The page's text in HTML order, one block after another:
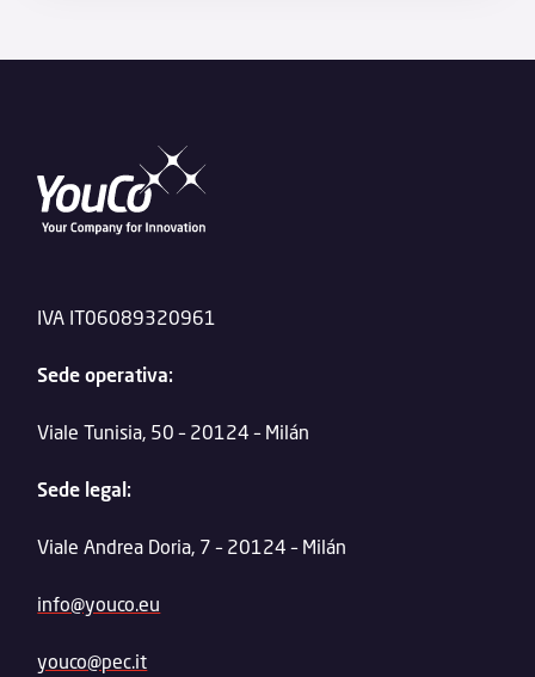
IVA IT06089320961
Sede operativa:
Viale Tunisia, 50 – 20124 – Milán
Sede legal:
Viale Andrea Doria, 7 – 20124 – Milán
info@youco.eu
youco@pec.it